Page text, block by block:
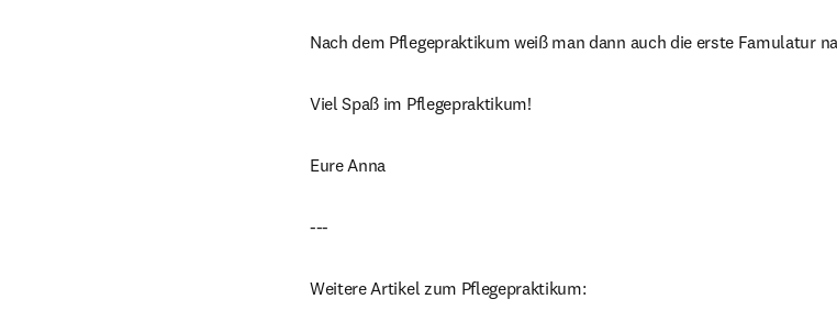
Nach dem Pflegepraktikum weiß man dann auch die erste Famulatur
Viel Spaß im Pflegepraktikum!
Eure Anna
---
Weitere Artikel zum Pflegepraktikum: